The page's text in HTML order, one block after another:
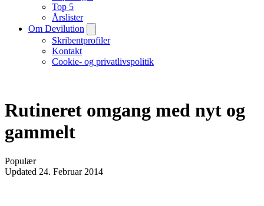
Top 5
Årslister
Om Devilution
Skribentprofiler
Kontakt
Cookie- og privatlivspolitik
Rutineret omgang med nyt og
gammelt
Populær
Updated 24. Februar 2014